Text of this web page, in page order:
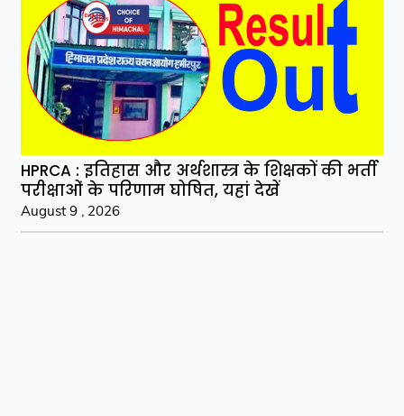
HPRCA : इतिहास और अर्थशास्त्र के शिक्षकों की भर्ती
परीक्षाओं के परिणाम घोषित, यहां देखें
August 9 , 2026